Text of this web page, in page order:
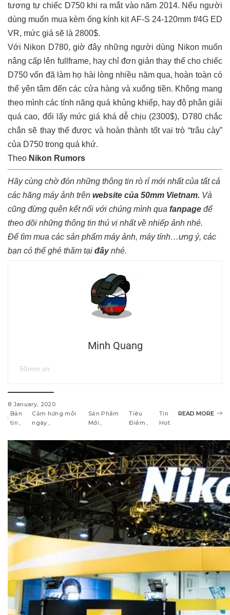
tương tự chiếc D750 khi ra mắt vào năm 2014. Nếu người
dùng muốn mua kèm ống kính kit AF-S 24-120mm f/4G ED
VR, mức giá sẽ là 2800$.
Với Nikon D780, giờ đây những người dùng Nikon muốn
nâng cấp lên fullframe, hay chỉ đơn giản thay thế cho chiếc
D750 vốn đã làm họ hài lòng nhiều năm qua, hoàn toàn có
thể yên tâm đến các cửa hàng và xuống tiền. Không mang
theo mình các tính năng quá khủng khiếp, hay độ phân giải
quá cao, đổi lấy mức giá khá dễ chịu (2300$), D780 chắc
chắn sẽ thay thế được và hoàn thành tốt vai trò “trâu cày”
của D750 trong quá khứ.
Theo Nikon Rumors
Hãy cùng chờ đón những thông tin rò rỉ mới nhất của tất cả
các hãng máy ảnh trên website của 50mm Vietnam. Và
cũng đừng quên kết nối với chúng mình qua fanpage để
theo dõi những thông tin thú vị nhất về nhiếp ảnh nhé.
Để tìm mua các sản phẩm máy ảnh, máy tính…ưng ý, các
bạn có thể ghé thăm tại đâynhé.
Minh Quang
50mm.vn
8 January, 2020
Bản
tin
Cảm hứng mỗi
ngày
Sản Phẩm
Mới
Tiêu
Điểm
Tin
Hot
READ MORE